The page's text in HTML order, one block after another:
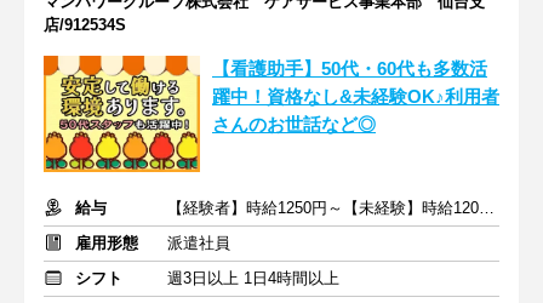
店/912534S
【看護助手】50代・60代も多数活
躍中！資格なし&未経験OK♪利用者
さんのお世話など◎
給与
【経験者】時給1250円～【未経験】時給1200円～ ※交通費全額
雇用形態
派遣社員
シフト
週3日以上 1日4時間以上